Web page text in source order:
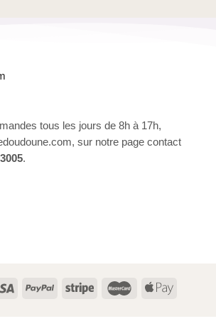
tous les jours de 8h à 17h,
sur notre page contact
.